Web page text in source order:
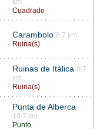
km
Cuadrado
Carambolo 8.7 km
Ruina(s)
Ruinas de Itálica 8.7
km
Ruina(s)
Punta de Alberca
10.7 km
Punto